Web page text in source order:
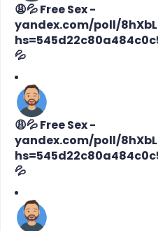
😩💦 Free Sex -
yandex.com/poll/
💦
😩💦 Free Sex -
yandex.com/poll/
💦